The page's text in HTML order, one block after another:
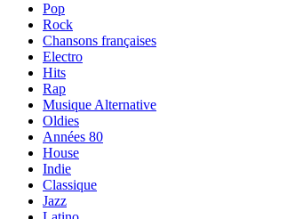
Pop
Rock
Chansons françaises
Electro
Hits
Rap
Musique Alternative
Oldies
Années 80
House
Indie
Classique
Jazz